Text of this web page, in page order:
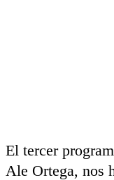
El tercer
Ale Ortega, nos